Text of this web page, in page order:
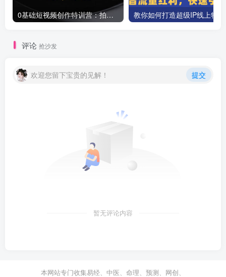
0基础短视频创作特训营：拍摄+剪辑+创作+变现方法
评论 抢沙发
欢迎您留下宝贵的见解！ 提交
暂无评论内容
本网站专门收集易经、中医、命理、预测、网创、